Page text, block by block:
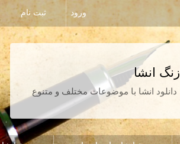
ثبت نام ورود
زنگ انشا
دانلود انشا با موضوعات مختلف و متنوع